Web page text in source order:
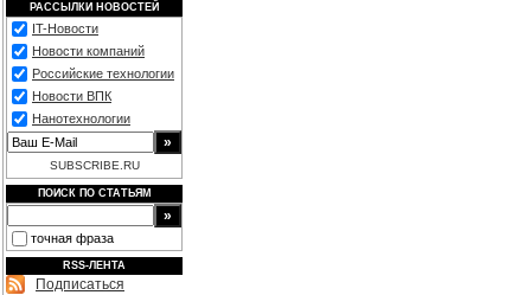
РАССЫЛКИ НОВОСТЕЙ
IT-Новости
Новости компаний
Российские технологии
Новости ВПК
Нанотехнологии
SUBSCRIBE.RU
ПОИСК ПО СТАТЬЯМ
точная фраза
RSS-ЛЕНТА
Подписаться